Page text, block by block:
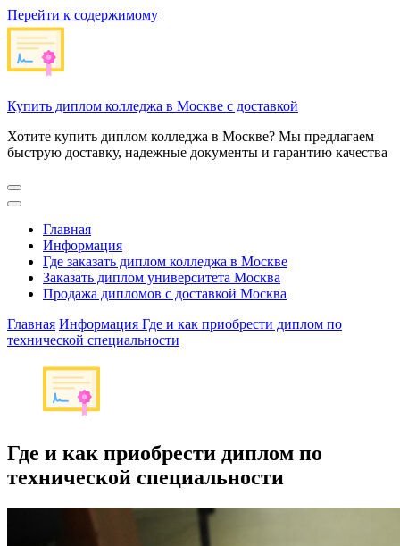
Перейти к содержимому
Купить диплом колледжа в Москве с доставкой
Хотите купить диплом колледжа в Москве? Мы предлагаем
быструю доставку, надежные документы и гарантию качества
Главная
Информация
Где заказать диплом колледжа в Москве
Заказать диплом университета Москва
Продажа дипломов с доставкой Москва
Главная Информация Где и как приобрести диплом по
технической специальности
Где и как приобрести диплом по
технической специальности